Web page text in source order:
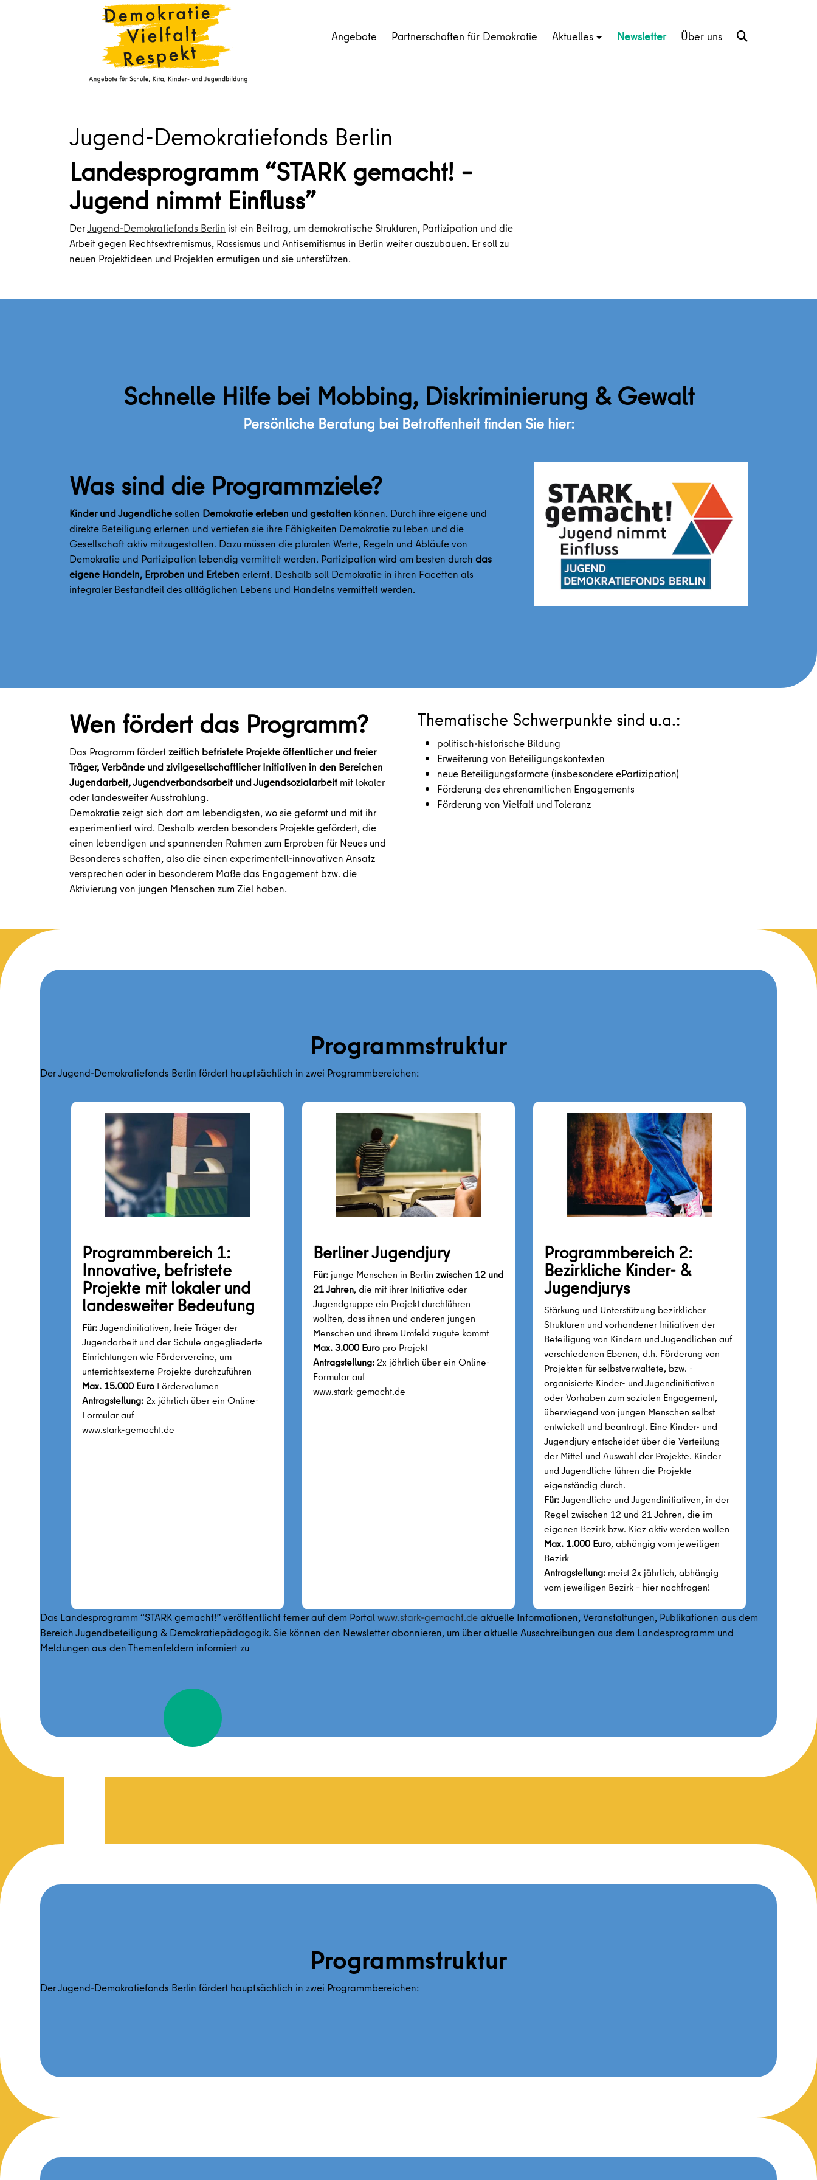
Angebote Partnerschaften für Demokratie Aktuelles Newsletter Über uns
Jugend-Demokratiefonds Berlin
Landesprogramm “STARK gemacht! –
Jugend nimmt Einfluss”
DerJugend-Demokratiefonds Berlin ist ein Beitrag, um demokratische Strukturen, Partizipation und die
Arbeit gegen Rechtsextremismus, Rassismus und Antisemitismus in Berlin weiter auszubauen. Er soll zu
neuen Projektideen und Projekten ermutigen und sie unterstützen.
Schnelle Hilfe bei Mobbing, Diskriminierung & Gewalt
Persönliche Beratung bei Betroffenheit finden Sie hier:
Was sind die Programmziele?
Kinder und Jugendliche sollen Demokratie erleben und gestalten können. Durch ihre eigene und
direkte Beteiligung erlernen und vertiefen sie ihre Fähigkeiten Demokratie zu leben und die
Gesellschaft aktiv mitzugestalten. Dazu müssen die pluralen Werte, Regeln und Abläufe von
Demokratie und Partizipation lebendig vermittelt werden. Partizipation wird am besten durch das
eigene Handeln, Erproben und Erleben erlernt. Deshalb soll Demokratie in ihren Facetten als
integraler Bestandteil des alltäglichen Lebens und Handelns vermittelt werden.
Wen fördert das Programm?
Das Programm fördertzeitlich befristete Projekte öffentlicher und freier
Träger, Verbände und zivilgesellschaftlicher Initiativen in den Bereichen
Jugendarbeit, Jugendverbandsarbeit und Jugendsozialarbeit mit lokaler
oder landesweiter Ausstrahlung.
Demokratie zeigt sich dort am lebendigsten, wo sie geformt und mit ihr
experimentiert wird. Deshalb werden besonders Projekte gefördert, die
einen lebendigen und spannenden Rahmen zum Erproben für Neues und
Besonderes schaffen, also die einen experimentell-innovativen Ansatz
versprechen oder in besonderem Maße das Engagement bzw. die
Aktivierung von jungen Menschen zum Ziel haben.
Thematische Schwerpunkte sind u.a.:
politisch-historische Bildung
Erweiterung von Beteiligungskontexten
neue Beteiligungsformate (insbesondere ePartizipation)
Förderung des ehrenamtlichen Engagements
Förderung von Vielfalt und Toleranz
Programmstruktur
Der Jugend-Demokratiefonds Berlin fördert hauptsächlich in zwei Programmbereichen:
Programmbereich 1:
Innovative, befristete
Projekte mit lokaler und
landesweiter Bedeutung
Für:Jugendinitiativen, freie Träger der
Jugendarbeit und der Schule angegliederte
Einrichtungen wie Fördervereine, um
unterrichtsexterne Projekte durchzuführen
Max. 15.000 Euro Fördervolumen
Antragstellung: 2x jährlich über ein Online-
Formular auf
www.stark-gemacht.de
Berliner Jugendjury
Für: junge Menschen in Berlin zwischen 12 und
21 Jahren, die mit ihrer Initiative oder
Jugendgruppe ein Projekt durchführen
wollten, dass ihnen und anderen jungen
Menschen und ihrem Umfeld zugute kommt
Max. 3.000 Euro pro Projekt
Antragstellung: 2x jährlich über ein Online-
Formular auf
www.stark-gemacht.de
Programmbereich 2:
Bezirkliche Kinder- &
Jugendjurys
Stärkung und Unterstützung bezirklicher
Strukturen und vorhandener Initiativen der
Beteiligung von Kindern und Jugendlichen auf
verschiedenen Ebenen, d.h. Förderung von
Projekten für selbstverwaltete, bzw. -
organisierte Kinder- und Jugendinitiativen
oder Vorhaben zum sozialen Engagement,
überwiegend von jungen Menschen selbst
entwickelt und beantragt. Eine Kinder- und
Jugendjury entscheidet über die Verteilung
der Mittel und Auswahl der Projekte. Kinder
und Jugendliche führen die Projekte
eigenständig durch.
Für:Jugendliche und Jugendinitiativen, in der
Regel zwischen 12 und 21 Jahren, die im
eigenen Bezirk bzw. Kiez aktiv werden wollen
Max. 1.000 Euro, abhängig vom jeweiligen
Bezirk
Antragstellung: meist 2x jährlich, abhängig
vom jeweiligen Bezirk – hier nachfragen!
Das Landesprogramm “STARK gemacht!” veröffentlicht ferner auf dem Portalwww.stark-gemacht.deaktuelle Informationen, Veranstaltungen, Publikationen aus dem
Bereich Jugendbeteiligung & Demokratiepädagogik. Sie können den Newsletter abonnieren, um über aktuelle Ausschreibungen aus dem Landesprogramm und
Meldungen aus den Themenfeldern informiert zu
Programmstruktur
Der Jugend-Demokratiefonds Berlin fördert hauptsächlich in zwei Programmbereichen: